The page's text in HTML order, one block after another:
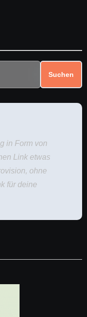
Suchen
in Form von
Link etwas
ohne
für deine